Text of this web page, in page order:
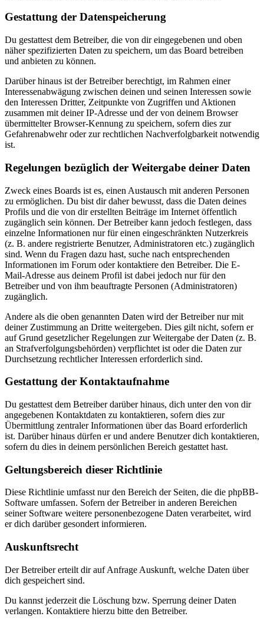
Gestattung der Datenspeicherung
Du gestattest dem Betreiber, die von dir eingegebenen und oben
näher spezifizierten Daten zu speichern, um das Board betreiben
und anbieten zu können.
Darüber hinaus ist der Betreiber berechtigt, im Rahmen einer
Interessenabwägung zwischen deinen und seinen Interessen sowie
den Interessen Dritter, Zeitpunkte von Zugriffen und Aktionen
zusammen mit deiner IP-Adresse und der von deinem Browser
übermittelter Browser-Kennung zu speichern, sofern dies zur
Gefahrenabwehr oder zur rechtlichen Nachverfolgbarkeit notwendig
ist.
Regelungen bezüglich der Weitergabe deiner Daten
Zweck eines Boards ist es, einen Austausch mit anderen Personen
zu ermöglichen. Du bist dir daher bewusst, dass die Daten deines
Profils und die von dir erstellten Beiträge im Internet öffentlich
zugänglich sein können. Der Betreiber kann jedoch festlegen, dass
einzelne Informationen nur für einen eingeschränkten Nutzerkreis
(z. B. andere registrierte Benutzer, Administratoren etc.) zugänglich
sind. Wenn du Fragen dazu hast, suche nach entsprechenden
Informationen im Forum oder kontaktiere den Betreiber. Die E-
Mail-Adresse aus deinem Profil ist dabei jedoch nur für den
Betreiber und von ihm beauftragte Personen (Administratoren)
zugänglich.
Andere als die oben genannten Daten wird der Betreiber nur mit
deiner Zustimmung an Dritte weitergeben. Dies gilt nicht, sofern er
auf Grund gesetzlicher Regelungen zur Weitergabe der Daten (z. B.
an Strafverfolgungsbehörden) verpflichtet ist oder die Daten zur
Durchsetzung rechtlicher Interessen erforderlich sind.
Gestattung der Kontaktaufnahme
Du gestattest dem Betreiber darüber hinaus, dich unter den von dir
angegebenen Kontaktdaten zu kontaktieren, sofern dies zur
Übermittlung zentraler Informationen über das Board erforderlich
ist. Darüber hinaus dürfen er und andere Benutzer dich kontaktieren,
sofern du dies in deinem persönlichen Bereich gestattet hast.
Geltungsbereich dieser Richtlinie
Diese Richtlinie umfasst nur den Bereich der Seiten, die die phpBB-
Software umfassen. Sofern der Betreiber in anderen Bereichen
seiner Software weitere personenbezogene Daten verarbeitet, wird
er dich darüber gesondert informieren.
Auskunftsrecht
Der Betreiber erteilt dir auf Anfrage Auskunft, welche Daten über
dich gespeichert sind.
Du kannst jederzeit die Löschung bzw. Sperrung deiner Daten
verlangen. Kontaktiere hierzu bitte den Betreiber.